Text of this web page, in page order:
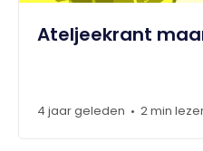
Ateljeekrant
4 jaar geleden • 2 min